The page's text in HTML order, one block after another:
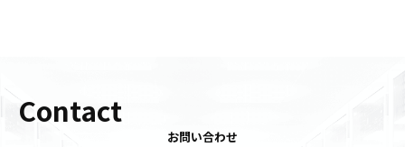
Contact
お問い合わせ